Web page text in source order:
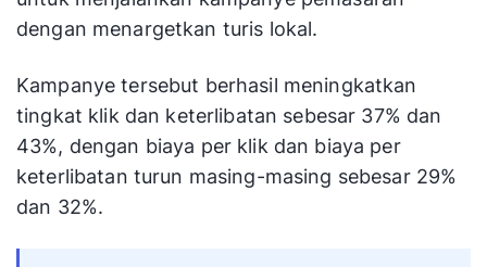
dengan menargetkan turis lokal.
Kampanye tersebut berhasil meningkatkan
tingkat klik dan keterlibatan sebesar 37% dan
43%, dengan biaya per klik dan biaya per
keterlibatan turun masing-masing sebesar 29%
dan 32%.